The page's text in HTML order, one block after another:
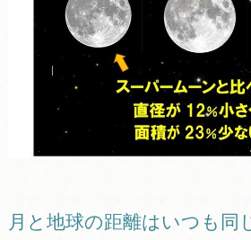
月と地球の距離はいつも同